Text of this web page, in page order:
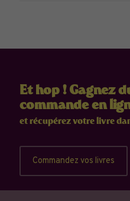
Et hop ! Gagnez
commande en
et récupérez votre livre
Commandez vos livres